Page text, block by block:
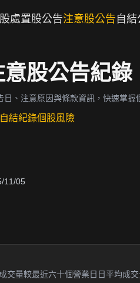
處置股公告注意股公告 自
股公告紀錄
日、注意原因與條款資訊，快速掌握
自結紀錄個股風險
11/05
交量較最近六十個營業日日平均成